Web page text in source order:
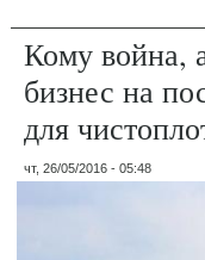
Кому война,
бизнес на
для
чт, 26/05/2016 - 05:48